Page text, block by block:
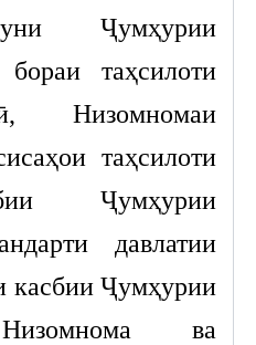
Ҷумҳурии
таҳсилоти
Низомномаи
таҳсилоти
Ҷумҳурии
давлатии
касбии Ҷумҳурии
ва